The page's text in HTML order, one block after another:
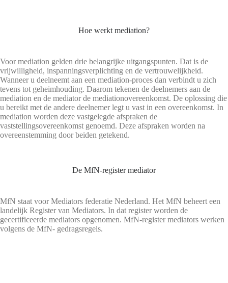
Hoe werkt mediation?
Voor mediation gelden drie belangrijke uitgangspunten. Dat is de
vrijwilligheid, inspanningsverplichting en de vertrouwelijkheid.
Wanneer u deelneemt aan een mediation-proces dan verbindt u zich
tevens tot geheimhouding. Daarom tekenen de deelnemers aan de
mediation en de mediator de mediationovereenkomst. De oplossing die
u bereikt met de andere deelnemer legt u vast in een overeenkomst. In
mediation worden deze vastgelegde afspraken de
vaststellingsovereenkomst genoemd. Deze afspraken worden na
overeenstemming door beiden getekend.
De MfN-register mediator
MfN staat voor Mediators federatie Nederland. Het MfN beheert een
landelijk Register van Mediators. In dat register worden de
gecertificeerde mediators opgenomen. MfN-register mediators werken
volgens de MfN- gedragsregels.